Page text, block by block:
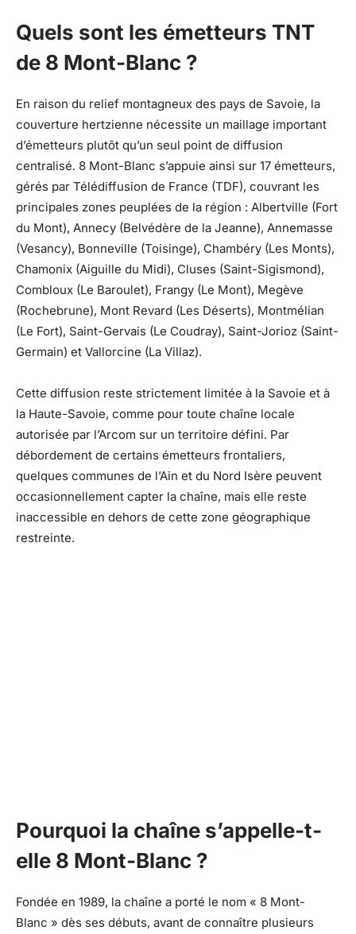
Quels sont les émetteurs TNT
de 8 Mont-Blanc ?
En raison du relief montagneux des pays de Savoie, la
couverture hertzienne nécessite un maillage important
d’émetteurs plutôt qu’un seul point de diffusion
centralisé. 8 Mont-Blanc s’appuie ainsi sur 17 émetteurs,
gérés par Télédiffusion de France (TDF), couvrant les
principales zones peuplées de la région : Albertville (Fort
du Mont), Annecy (Belvédère de la Jeanne), Annemasse
(Vesancy), Bonneville (Toisinge), Chambéry (Les Monts),
Chamonix (Aiguille du Midi), Cluses (Saint-Sigismond),
Combloux (Le Baroulet), Frangy (Le Mont), Megève
(Rochebrune), Mont Revard (Les Déserts), Montmélian
(Le Fort), Saint-Gervais (Le Coudray), Saint-Jorioz (Saint-
Germain) et Vallorcine (La Villaz).
Cette diffusion reste strictement limitée à la Savoie et à
la Haute-Savoie, comme pour toute chaîne locale
autorisée par l’Arcom sur un territoire défini. Par
débordement de certains émetteurs frontaliers,
quelques communes de l’Ain et du Nord Isère peuvent
occasionnellement capter la chaîne, mais elle reste
inaccessible en dehors de cette zone géographique
restreinte.
Pourquoi la chaîne s’appelle-t-
elle 8 Mont-Blanc ?
Fondée en 1989, la chaîne a porté le nom « 8 Mont-
Blanc » dès ses débuts, avant de connaître plusieurs